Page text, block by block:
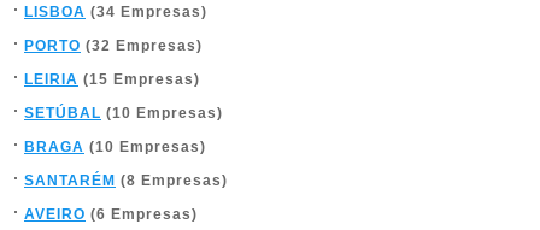
LISBOA (34 Empresas)
PORTO (32 Empresas)
LEIRIA (15 Empresas)
SETÚBAL (10 Empresas)
BRAGA (10 Empresas)
SANTARÉM (8 Empresas)
AVEIRO (6 Empresas)